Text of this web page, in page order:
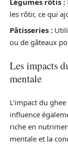
Légumes rôtis :
les rôtir, ce qui
Pâtisseries :
ou de gâteaux
Les impacts
mentale
L’impact du
influence
riche en
mentale et la